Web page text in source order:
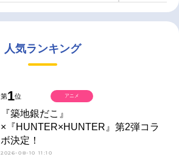
人気ランキング
第1位
『築地銀だこ』
×『HUNTER×HUNTER』第2弾コラ
ボ決定！
2026-08-10 11:10
アニメ